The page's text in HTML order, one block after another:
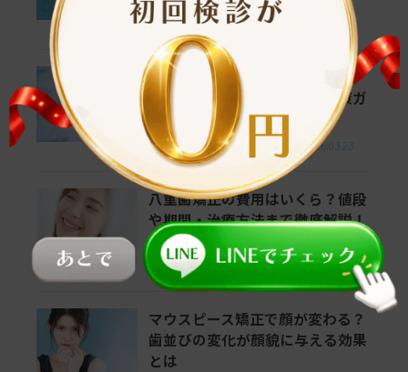
公開日: 2024.12.16|最終更新日: 2026.03.23
マウスピース矯正の失敗例！3つ
の原因と後悔しないための対策ガ
イド
公開日: 2024.12.11 2026.03.23
八重歯矯正の費用はいくら？値段
や期間・治療方法まで徹底解説！
公開日: 2024.12.10| 最終更新日:2026.03.23
マウスピース矯正で顔が変わる？
歯並びの変化が顔貌に与える効果
とは